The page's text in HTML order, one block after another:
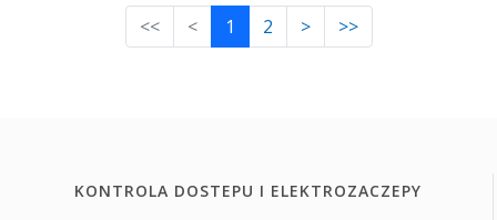
<< < 1 2 > >>
KONTROLA DOSTEPU I ELEKTROZACZEPY